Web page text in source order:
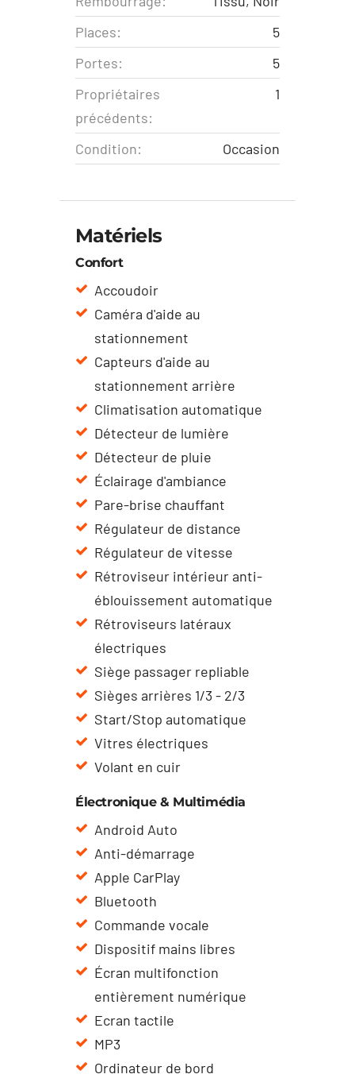
Places:
5
Portes:
5
Propriétaires
précédents:
1
Condition: Occasion
Matériels
Confort
Accoudoir
Caméra d'aide au
stationnement
Capteurs d'aide au
stationnement arrière
Climatisation automatique
Détecteur de lumière
Détecteur de pluie
Éclairage d'ambiance
Pare-brise chauffant
Régulateur de distance
Régulateur de vitesse
Rétroviseur intérieur anti-
éblouissement automatique
Rétroviseurs latéraux
électriques
Siège passager repliable
Sièges arrières 1/3 - 2/3
Start/Stop automatique
Vitres électriques
Volant en cuir
Électronique & Multimédia
Android Auto
Anti-démarrage
Apple CarPlay
Bluetooth
Commande vocale
Dispositif mains libres
Écran multifonction
entièrement numérique
Ecran tactile
MP3
Ordinateur de bord